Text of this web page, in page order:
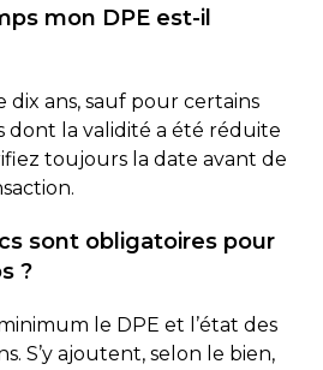
mon DPE est-il
dix ans, sauf pour certains
dont la validité a été réduite
toujours la date avant de
sont obligatoires pour
?
le DPE et l’état des
S’y ajoutent, selon le bien,